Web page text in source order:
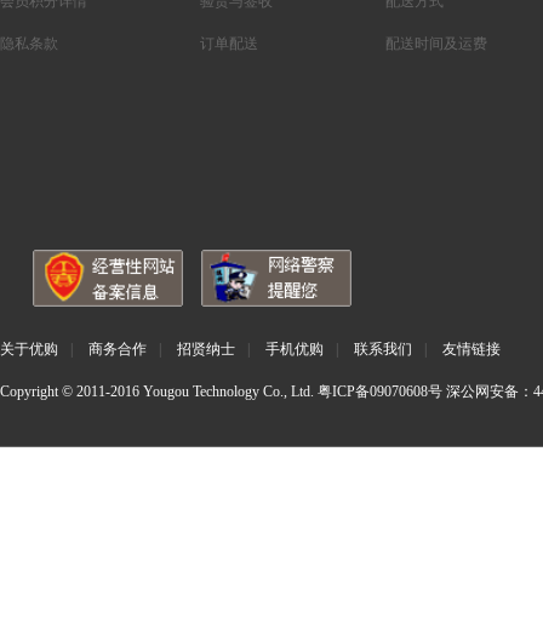
隐私条款 订单配送 配送时间及运费
关于优购 商务合作 招贤纳士 手机优购 联系我们 友情链接
Copyright © 2011-2016 Yougou Technology Co., Ltd. 粤ICP备09070608号 深公网安备：